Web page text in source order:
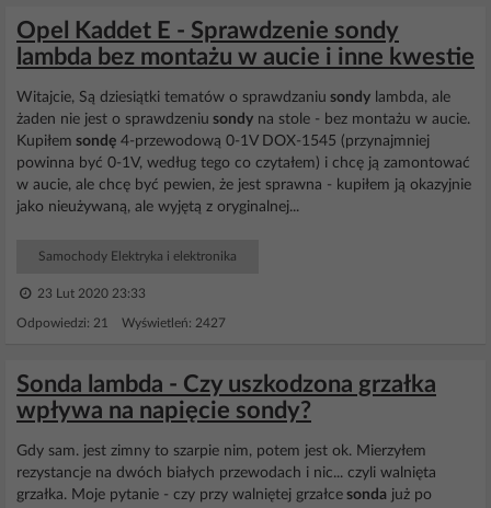
Opel Kaddet E - Sprawdzenie sondy
lambda bez montażu w aucie i inne kwestie
Witajcie, Są dziesiątki tematów o sprawdzaniu sondy lambda, ale
żaden nie jest o sprawdzeniu sondy na stole - bez montażu w aucie.
Kupiłem sondę 4-przewodową 0-1V DOX-1545 (przynajmniej
powinna być 0-1V, według tego co czytałem) i chcę ją zamontować
w aucie, ale chcę być pewien, że jest sprawna - kupiłem ją okazyjnie
jako nieużywaną, ale wyjętą z oryginalnej...
Samochody Elektryka i elektronika
23 Lut 2020 23:33
Odpowiedzi: 21 Wyświetleń: 2427
Sonda lambda - Czy uszkodzona grzałka
wpływa na napięcie sondy?
Gdy sam. jest zimny to szarpie nim, potem jest ok. Mierzyłem
rezystancje na dwóch białych przewodach i nic... czyli walnięta
grzałka. Moje pytanie - czy przy walniętej grzałce sonda już po